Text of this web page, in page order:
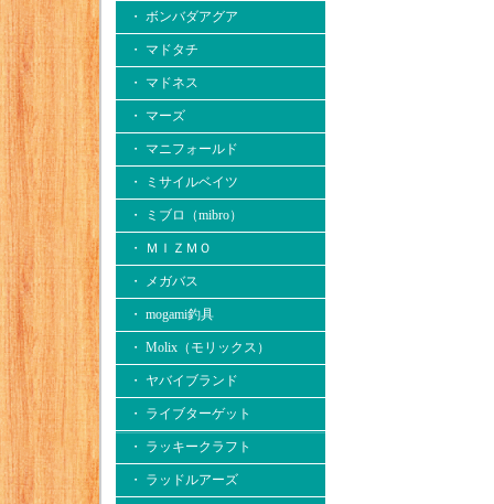
・ ボンバダアグア
・ マドタチ
・ マドネス
・ マーズ
・ マニフォールド
・ ミサイルベイツ
・ ミブロ（mibro）
・ ＭＩＺＭＯ
・ メガバス
・ mogami釣具
・ Molix（モリックス）
・ ヤバイブランド
・ ライブターゲット
・ ラッキークラフト
・ ラッドルアーズ